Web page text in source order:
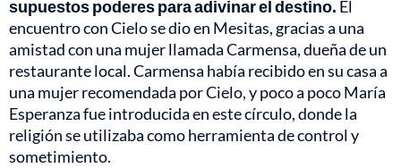
supuestos poderes para adivinar el destino. El
encuentro con Cielo se dio en Mesitas, gracias a una
amistad con una mujer llamada Carmensa, dueña de un
restaurante local. Carmensa había recibido en su casa a
una mujer recomendada por Cielo, y poco a poco María
Esperanza fue introducida en este círculo, donde la
religión se utilizaba como herramienta de control y
sometimiento.